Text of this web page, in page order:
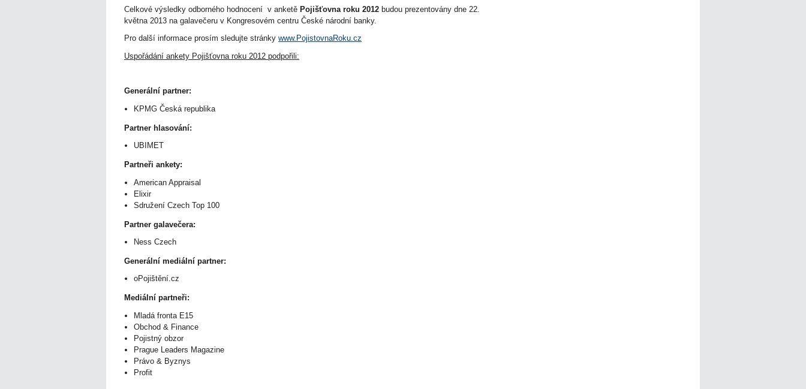
Celkové výsledky odborného hodnocení v anketě Pojišťovna roku 2012 budou prezentovány dne 22.
května 2013 na galavečeru v Kongresovém centru České národní banky.
Pro další informace prosím sledujte stránky www.PojistovnaRoku.cz
Uspořádání ankety Pojišťovna roku 2012 podpořili:
Generální partner:
KPMG Česká republika
Partner hlasování:
UBIMET
Partneři ankety:
American Appraisal
Elixir
Sdružení Czech Top 100
Partner galavečera:
Ness Czech
Generální mediální partner:
oPojištění.cz
Mediální partneři:
Mladá fronta E15
Obchod & Finance
Pojistný obzor
Prague Leaders Magazine
Právo & Byznys
Profit